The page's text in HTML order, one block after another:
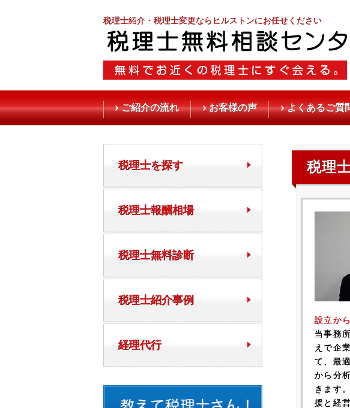
税理士紹介・税理士変更ならヒルストンにお任せください
ご紹介の流れ お客様の声 よくあるご質
税理士を探す
税理士報酬相場
税理士無料診断
税理士紹介事例
経理代行
税理
設立か
当事務
えで企
て、最
から分
きます
援と経